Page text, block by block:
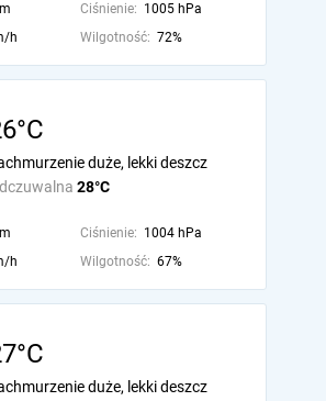
Ciśnienie: 1005 hPa
h Wilgotność: 72%
28°C
duże, lekki deszcz
Ciśnienie: 1004 hPa
h Wilgotność: 67%
duże, lekki deszcz